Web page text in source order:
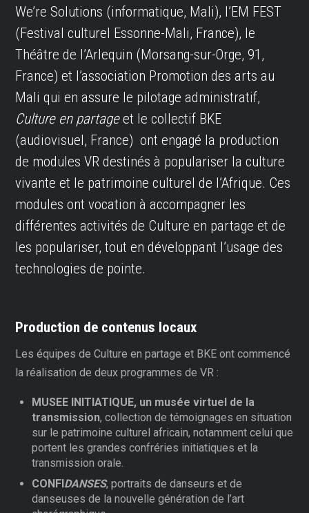
We’re Solutions (informatique, Mali), l’EM FEST
(Festival culturel Essonne-Mali, France), le
Théâtre de l’Arlequin (Morsang-sur-Orge, 91,
France) et l’association Promotion des arts au
Mali qui en assure le pilotage administratif,
Culture en partageet le collectif BKE
(audiovisuel, France) ont engagé la production
de modules VR destinés à populariser la culture
vivante et le patrimoine culturel de l’Afrique. Ces
modules ont vocation à accompagner les
différentes activités de Culture en partage et de
les populariser, tout en développant l’usage des
technologies de pointe.
Production de contenus locaux
Les équipes de Culture en partage et BKE ont commencé
la réalisation de deux programmes de VR :
MUSEE INITIATIQUE, un musée virtuel de la
transmission, collection de témoignages en situation
sur le patrimoine culturel africain, notamment celui que
portent les grandes confréries initiatiques et la
transmission orale.
CONFIDANSES, portraits de danseurs et de
danseuses de la nouvelle génération de l’art